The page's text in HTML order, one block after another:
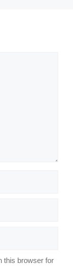
this browser for